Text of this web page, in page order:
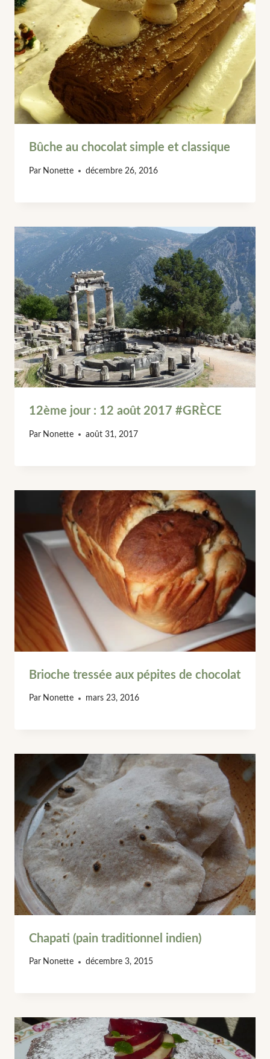
Bûche au chocolat simple et classique
Par Nonette décembre 26, 2016
12ème jour : 12 août 2017 #GRÈCE
Par Nonette août 31, 2017
Brioche tressée aux pépites de chocolat
Par Nonette mars 23, 2016
Chapati (pain traditionnel indien)
Par Nonette décembre 3, 2015